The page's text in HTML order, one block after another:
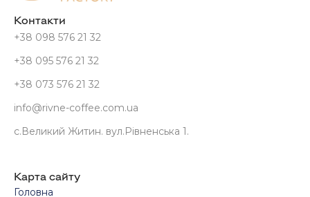
Контакти
+38 098 576 21 32
+38 095 576 21 32
+38 073 576 21 32
info@rivne-coffee.com.ua
с.Великий Житин. вул.Рівненська 1.
Карта сайту
Головна